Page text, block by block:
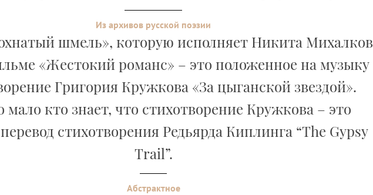
Из архивов русской поэзии
шмель», которую исполняет Никита Михалков
«Жестокий романс» – это положенное на музыку
Григория Кружкова «За цыганской звездой».
мало кто знает, что стихотворение Кружкова – это
стихотворения Редьярда Киплинга “The Gypsy
Trail”.
Абстрактное